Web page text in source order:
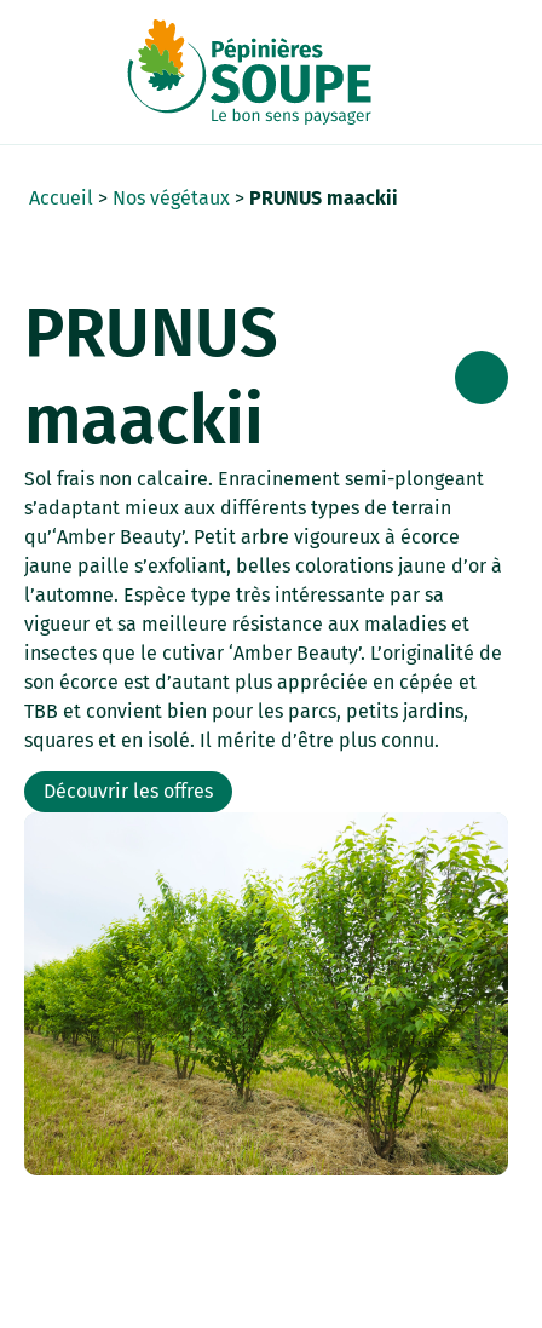
Accueil > Nos végétaux > PRUNUS maackii
PRUNUS
maackii
Sol frais non calcaire. Enracinement semi-plongeant
s’adaptant mieux aux différents types de terrain
qu’‘Amber Beauty’. Petit arbre vigoureux à écorce
jaune paille s’exfoliant, belles colorations jaune d’or à
l’automne. Espèce type très intéressante par sa
vigueur et sa meilleure résistance aux maladies et
insectes que le cutivar ‘Amber Beauty’. L’originalité de
son écorce est d’autant plus appréciée en cépée et
TBB et convient bien pour les parcs, petits jardins,
squares et en isolé. Il mérite d’être plus connu.
Découvrir les offres